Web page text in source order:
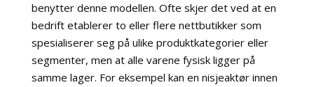
benytter denne modellen. Ofte skjer det ved at en
bedrift etablerer to eller flere nettbutikker som
spesialiserer seg på ulike produktkategorier eller
segmenter, men at alle varene fysisk ligger på
samme lager. For eksempel kan en nisjeaktør innen